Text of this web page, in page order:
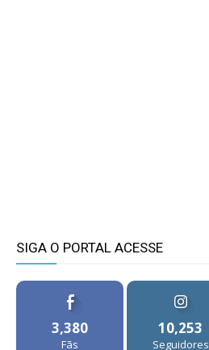
SIGA O PORTAL ACESSE
3,380
Fãs
10,253
Seguidores